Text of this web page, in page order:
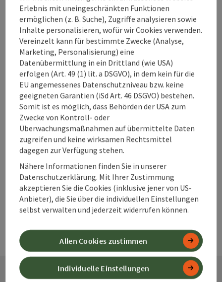
Eignung
Barrierefreiheit
Beitrag merken
zum Merkzettel
PDF erstellen
Beitrag drucken
powered byTOURDATA Änderung vorschlagen
Erlebnis mit uneingeschränkten Funktionen
ermöglichen (z. B. Suche), Zugriffe analysieren sowie
Inhalte personalisieren, wofür wir Cookies verwenden.
Vereinzelt kann für bestimmte Zwecke (Analyse,
Marketing, Personalisierung) eine
Datenübermittlung in ein Drittland (wie USA)
erfolgen (Art. 49 (1) lit. a DSGVO), in dem kein für die
EU angemessenes Datenschutzniveau bzw. keine
geeigneten Garantien (iSd Art. 46 DSGVO) bestehen.
Somit ist es möglich, dass Behörden der USA zum
Zwecke von Kontroll- oder
Überwachungsmaßnahmen auf übermittelte Daten
zugreifen und keine wirksamen Rechtsmittel
dagegen zur Verfügung stehen.
Nähere Informationen finden Sie in unserer
Datenschutzerklärung. Mit Ihrer Zustimmung
akzeptieren Sie die Cookies (inklusive jener von US-
Anbieter), die Sie über die individuellen Einstellungen
selbst verwalten und jederzeit widerrufen können.
Individuelle Einstellungen
Allen Cookies zustimmen